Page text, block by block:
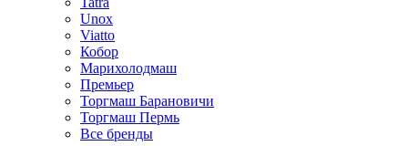
Unox
Viatto
Кобор
Марихолодмаш
Премьер
Торгмаш Барановичи
Торгмаш Пермь
Все бренды